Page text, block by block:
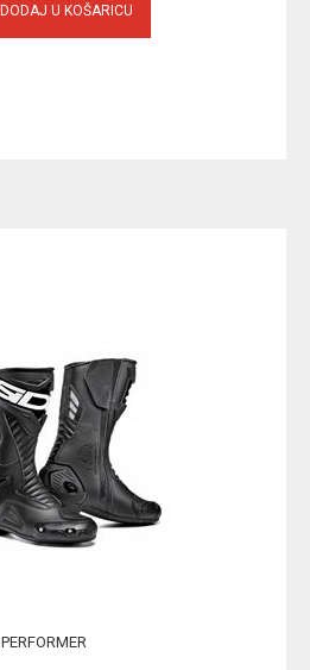
DODAJ U KOŠARICU
PERFORMER